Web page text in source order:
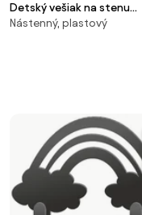
Detský vešiak na stenu
MEDVEDÍK ČISTOTNÝ
Nástenný, plastový